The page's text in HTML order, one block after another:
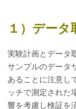
１）データ
実験計画とデータ
サンプルのデータ
あることに注意し
ッチで測定された
響を考慮し検証を